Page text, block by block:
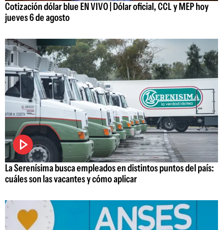
Cotización dólar blue EN VIVO | Dólar oficial, CCL y MEP hoy
jueves 6 de agosto
La Serenísima busca empleados en distintos puntos del país:
cuáles son las vacantes y cómo aplicar